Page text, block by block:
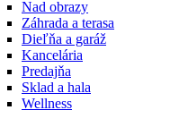
Nad obrazy
Záhrada a terasa
Dieľňa a garáž
Kancelária
Predajňa
Sklad a hala
Wellness